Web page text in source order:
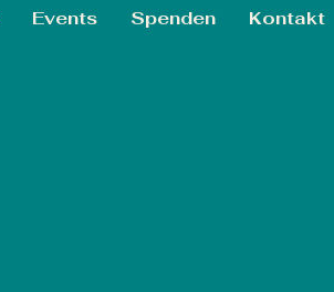
Events Spenden Kontakt